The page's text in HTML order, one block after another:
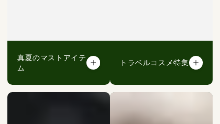
真夏のマストアイテ
ム
トラベルコスメ特集